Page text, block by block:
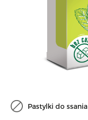
Pastylki do ssania